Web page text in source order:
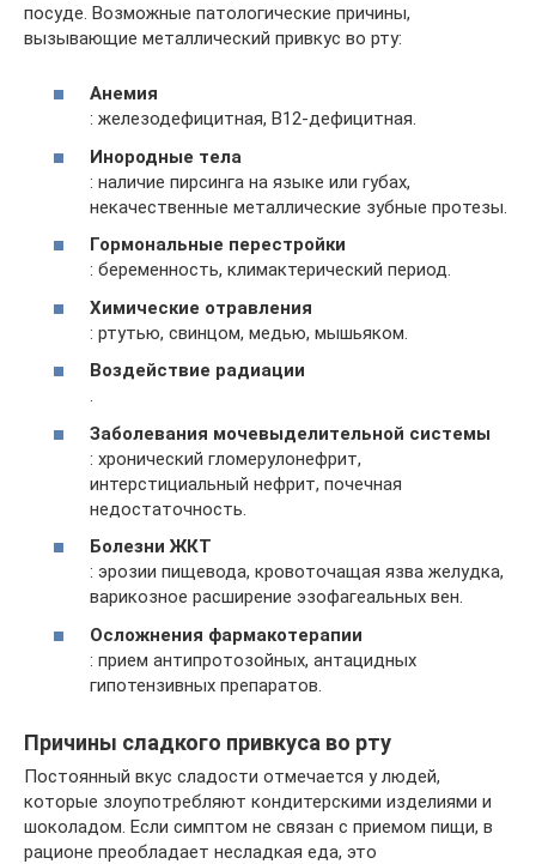
посуде. Возможные патологические причины,
вызывающие металлический привкус во рту:
Анемия
: железодефицитная, В12-дефицитная.
Инородные тела
: наличие пирсинга на языке или губах,
некачественные металлические зубные протезы.
Гормональные перестройки
: беременность, климактерический период.
Химические отравления
: ртутью, свинцом, медью, мышьяком.
Воздействие радиации
.
Заболевания мочевыделительной системы
: хронический гломерулонефрит,
интерстициальный нефрит, почечная
недостаточность.
Болезни ЖКТ
: эрозии пищевода, кровоточащая язва желудка,
варикозное расширение эзофагеальных вен.
Осложнения фармакотерапии
: прием антипротозойных, антацидных
гипотензивных препаратов.
Причины сладкого привкуса во рту
Постоянный вкус сладости отмечается у людей,
которые злоупотребляют кондитерскими изделиями и
шоколадом. Если симптом не связан с приемом пищи, в
рационе преобладает несладкая еда, это